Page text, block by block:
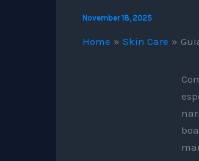
November 18, 2025
Home Skin Care